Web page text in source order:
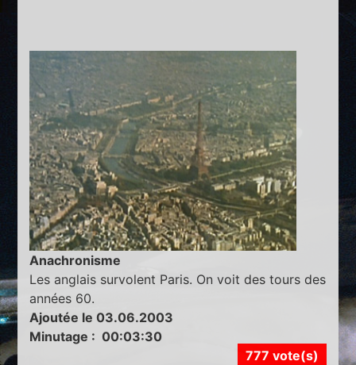
Anachronisme
Les anglais survolent Paris. On voit des tours des
années 60.
Ajoutée le 03.06.2003
Minutage : 00:03:30
777 vote(s)